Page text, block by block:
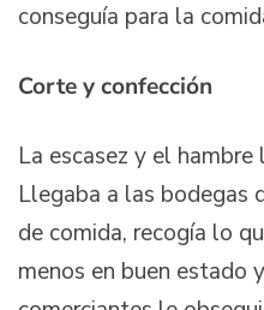
conseguía para la
Corte y confección
La escasez y el
Llegaba a las bodegas
de comida, recogía lo
menos en buen estado